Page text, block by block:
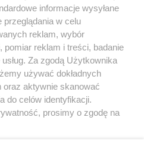
HOSTING
RSS FACEBOOK KONTAKT
serwisy
Muzyka i kultura
Archiwum wydarzeń
informacje wysyłane
przeglądania w celu
reklam, wybór
pomiar reklam i treści, badanie
Za zgodą Użytkownika
używać dokładnych
aktywnie skanować
do celów identyfikacji.
prosimy o zgodę na